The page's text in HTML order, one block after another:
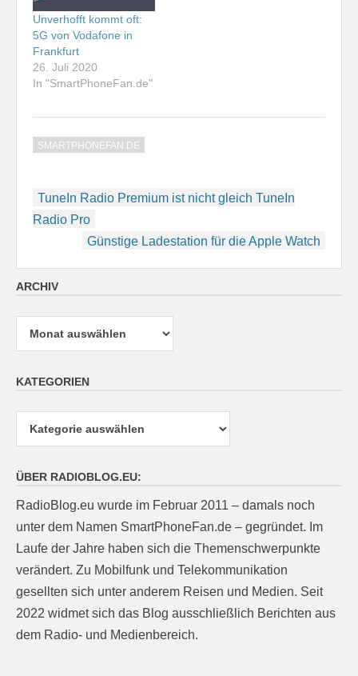
Unverhofft kommt oft:
5G von Vodafone in
Frankfurt
26. Juli 2020
In "SmartPhoneFan.de"
SMARTPHONEFAN.DE
Beitragsnavigation
TuneIn Radio Premium ist nicht gleich TuneIn
Radio Pro
Günstige Ladestation für die Apple Watch
ARCHIV
Archiv
KATEGORIEN
ÜBER RADIOBLOG.EU:
RadioBlog.eu wurde im Februar 2011 – damals noch
unter dem Namen SmartPhoneFan.de – gegründet. Im
Laufe der Jahre haben sich die Themenschwerpunkte
verändert. Zu Mobilfunk und Telekommunikation
gesellten sich unter anderem Reisen und Medien. Seit
2022 widmet sich das Blog ausschließlich Berichten aus
dem Radio- und Medienbereich.